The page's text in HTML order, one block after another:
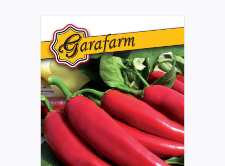
RÉSZLETEK